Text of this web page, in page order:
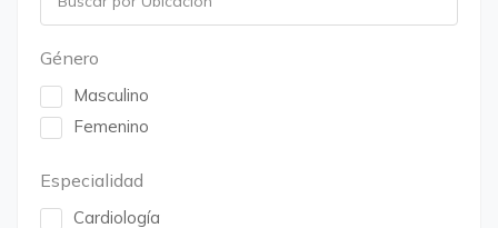
Género
Masculino
Femenino
Especialidad
Cardiología